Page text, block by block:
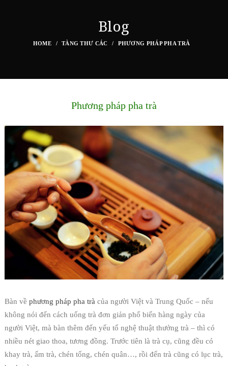
Blog
HOME TÀNG THƯ CÁC PHƯƠNG PHÁP PHA TRÀ
Phương pháp pha trà
Bàn về phương pháp pha trà của người Việt và Trung Quốc – nếu
không nói đến cách uống trà đơn giản phổ biến hàng ngày của
người Việt, mà bàn thêm đến yếu tố nghệ thuật thưởng trà – thì có
nhiều nét giao thoa, tương đồng. Trước tiên là trà cụ, cũng đều có
khay trà, ấm trà, chén tống, chén quân…, rồi đến trà cũng có lục trà,